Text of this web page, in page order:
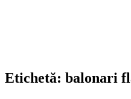
Etichetă: balonari